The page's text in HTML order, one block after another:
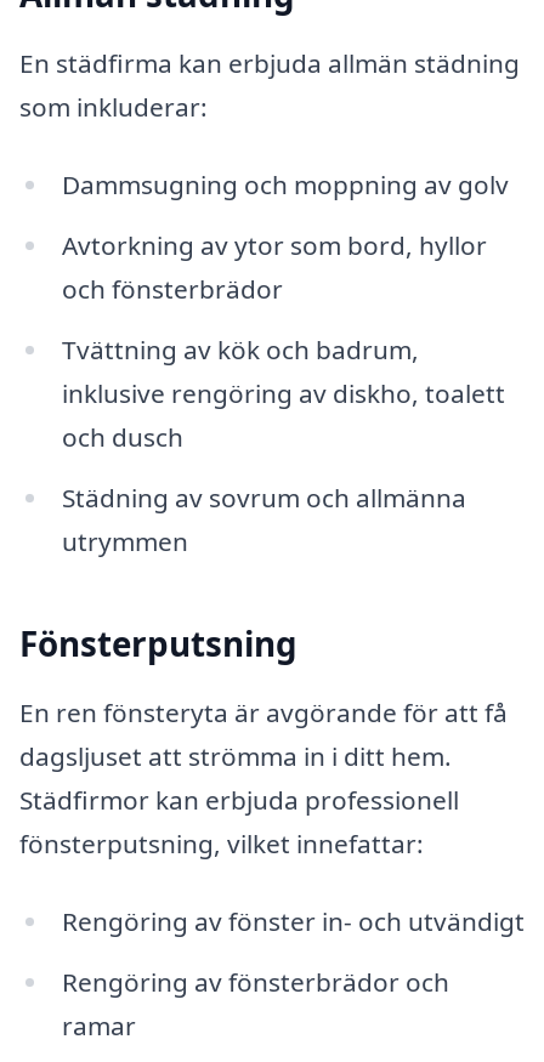
En städfirma kan erbjuda allmän städning
som inkluderar:
Dammsugning och moppning av golv
Avtorkning av ytor som bord, hyllor
och fönsterbrädor
Tvättning av kök och badrum,
inklusive rengöring av diskho, toalett
och dusch
Städning av sovrum och allmänna
utrymmen
Fönsterputsning
En ren fönsteryta är avgörande för att få
dagsljuset att strömma in i ditt hem.
Städfirmor kan erbjuda professionell
fönsterputsning, vilket innefattar:
Rengöring av fönster in- och utvändigt
Rengöring av fönsterbrädor och
ramar